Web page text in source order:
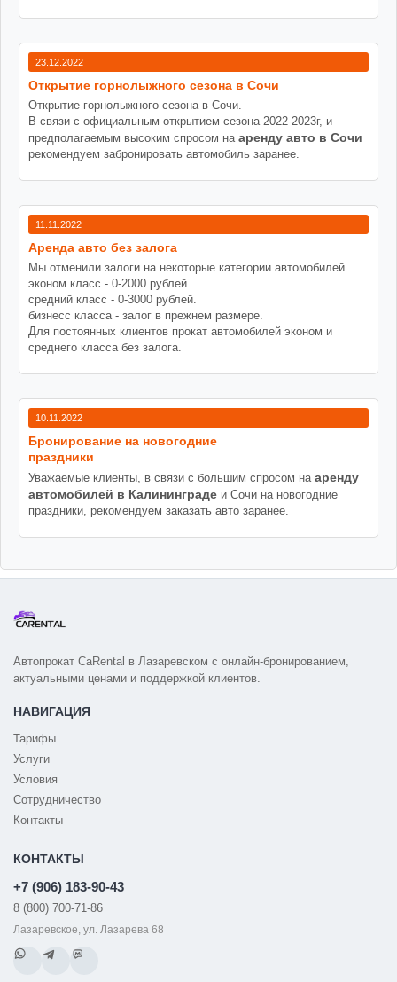
23.12.2022
Открытие горнолыжного сезона в Сочи
Открытие горнолыжного сезона в Сочи.
В связи с официальным открытием сезона 2022-2023г, и
предполагаемым высоким спросом на аренду авто в Сочи
рекомендуем забронировать автомобиль заранее.
11.11.2022
Аренда авто без залога
Мы отменили залоги на некоторые категории автомобилей.
эконом класс - 0-2000 рублей.
средний класс - 0-3000 рублей.
бизнесс класса - залог в прежнем размере.
Для постоянных клиентов прокат автомобилей эконом и
среднего класса без залога.
10.11.2022
Бронирование на новогодние
праздники
Уважаемые клиенты, в связи с большим спросом на аренду
автомобилей в Калининграде и Сочи на новогодние
праздники, рекомендуем заказать авто заранее.
Автопрокат CaRental в Лазаревском с онлайн-бронированием,
актуальными ценами и поддержкой клиентов.
НАВИГАЦИЯ
Тарифы
Услуги
Условия
Сотрудничество
Контакты
КОНТАКТЫ
+7 (906) 183-90-43
8 (800) 700-71-86
Лазаревское, ул. Лазарева 68